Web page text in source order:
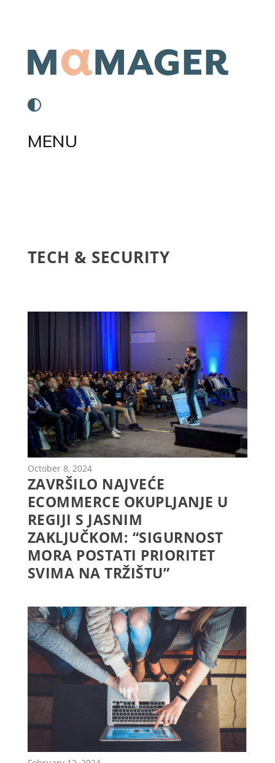
MENU
TECH & SECURITY
October 8, 2024
ZAVRŠILO NAJVEĆE
ECOMMERCE OKUPLJANJE U
REGIJI S JASNIM
ZAKLJUČKOM: “SIGURNOST
MORA POSTATI PRIORITET
SVIMA NA TRŽIŠTU”